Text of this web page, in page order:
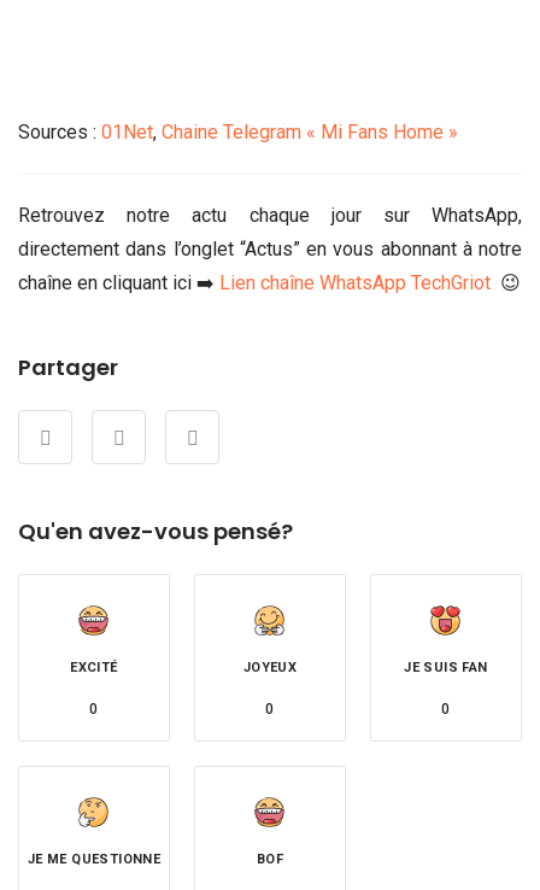
Sources : 01Net, Chaine Telegram « Mi Fans Home »
Retrouvez notre actu chaque jour sur WhatsApp,
directement dans l’onglet “Actus” en vous abonnant à notre
chaîne en cliquant ici ➡️ Lien chaîne WhatsApp TechGriot 😉
Partager
Qu'en avez-vous pensé?
EXCITÉ
0
JOYEUX
0
JE SUIS FAN
0
JE ME QUESTIONNE BOF